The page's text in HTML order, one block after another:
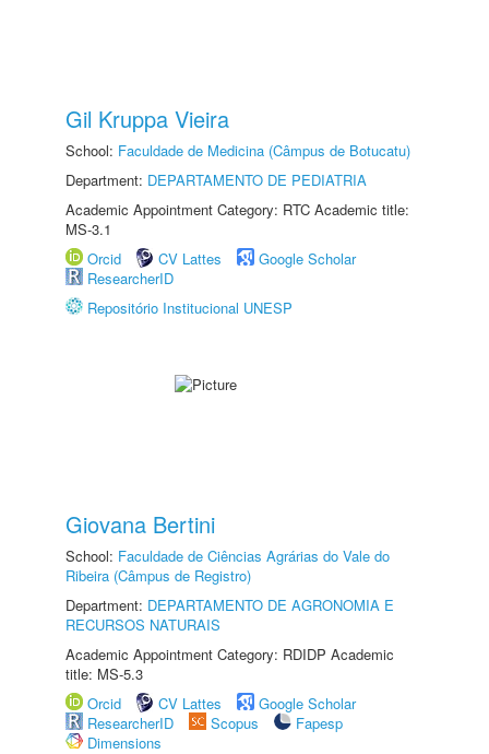
Gil Kruppa Vieira
School: Faculdade de Medicina (Câmpus de Botucatu)
Department: DEPARTAMENTO DE PEDIATRIA
Academic Appointment Category: RTC Academic title:
MS-3.1
Orcid
CV Lattes
Google Scholar
ResearcherID
Repositório Institucional UNESP
Giovana Bertini
School: Faculdade de Ciências Agrárias do Vale do
Ribeira (Câmpus de Registro)
Department: DEPARTAMENTO DE AGRONOMIA E
RECURSOS NATURAIS
Academic Appointment Category: RDIDP Academic
title: MS-5.3
Orcid
CV Lattes
Google Scholar
ResearcherID
Scopus
Fapesp
Dimensions